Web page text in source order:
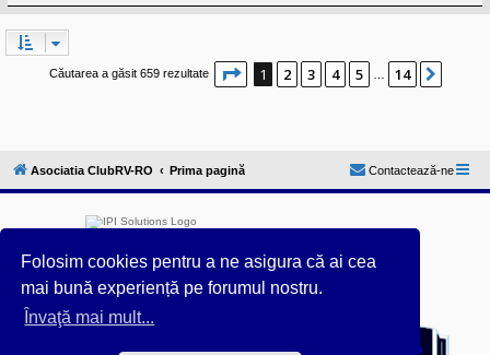
Folosim cookies pentru a ne asigura că ai cea
mai bună experiență pe forumul nostru.
Învaţă mai mult...
Căutarea a găsit 659 rezultate Pagina din 14
1 2 3 4 5 14
Asociatia ClubRV-RO Prima pagină Contactează-ne
Furnizat de phpBB® Forum Software © phpBB Limited